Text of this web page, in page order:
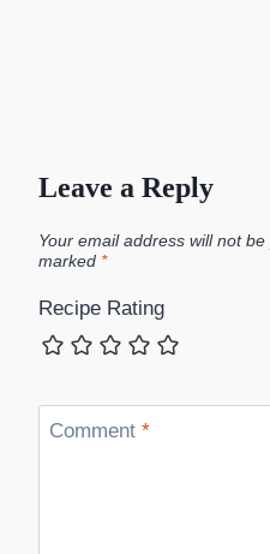
Leave a Reply
Your email address will not be
marked *
Recipe Rating
Comment *